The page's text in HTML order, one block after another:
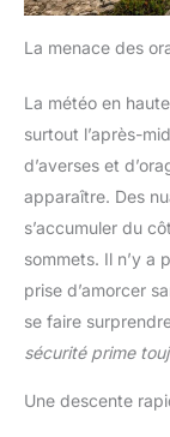
La menace des
La météo en
surtout l’après-
d’averses et
apparaître. Des
s’accumuler du
sommets. Il n’y a
prise d’amorcer
se faire
sécurité prime
Une descente